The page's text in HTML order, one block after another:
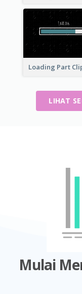
LIHAT
Mulai